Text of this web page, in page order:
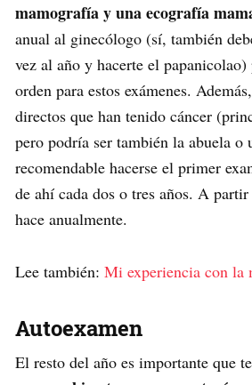
mamografía y una ecografía
anual al ginecólogo (sí, también
vez al año y hacerte el
orden para estos exámenes.
directos que han tenido cáncer
pero podría ser también la abuela o
recomendable hacerse el primer
de ahí cada dos o tres años. A
hace anualmente.
Lee también: Mi experiencia con la
Autoexamen
El resto del año es importante que